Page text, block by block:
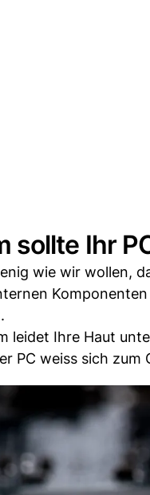
sollte Ihr
wie wir wollen,
leidet Ihre Haut
PC weiss sich zum